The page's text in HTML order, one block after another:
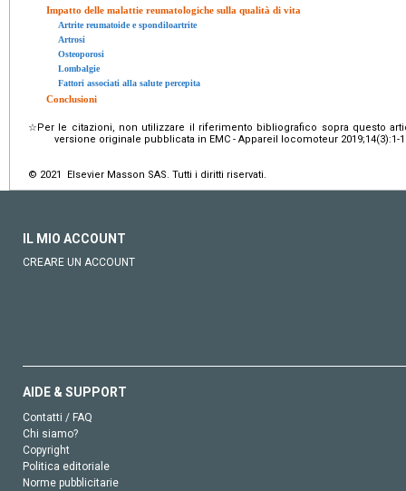
Impatto delle malattie reumatologiche sulla qualità di vita
Artrite reumatoide e spondiloartrite
Artrosi
Osteoporosi
Lombalgie
Fattori associati alla salute percepita
Conclusioni
☆Per le citazioni, non utilizzare il riferimento bibliografico sopra questo
versione originale pubblicata in EMC - Appareil locomoteur 2019;14(3):1-
© 2021 Elsevier Masson SAS. Tutti i diritti riservati.
IL MIO ACCOUNT
CREARE UN ACCOUNT
AIDE & SUPPORT
Contatti / FAQ
Chi siamo?
Copyright
Politica editoriale
Norme pubblicitarie